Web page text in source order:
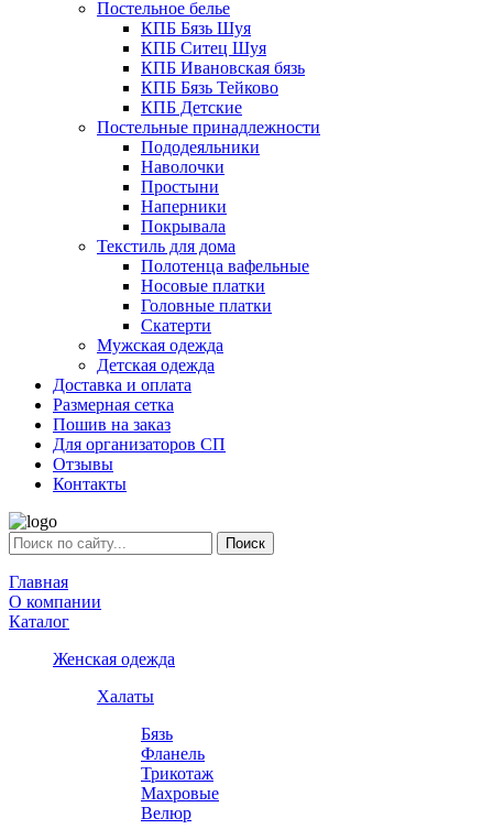
Постельное белье
КПБ Бязь Шуя
КПБ Ситец Шуя
КПБ Ивановская бязь
КПБ Бязь Тейково
КПБ Детские
Постельные принадлежности
Пододеяльники
Наволочки
Простыни
Наперники
Покрывала
Текстиль для дома
Полотенца вафельные
Носовые платки
Головные платки
Скатерти
Мужская одежда
Детская одежда
Доставка и оплата
Размерная сетка
Пошив на заказ
Для организаторов СП
Отзывы
Контакты
Главная
О компании
Каталог
Женская одежда
Халаты
Бязь
Фланель
Трикотаж
Махровые
Велюр